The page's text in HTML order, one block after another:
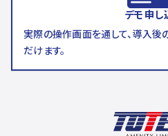
デモ申し
実際の操作画面を通して、導入後
だけます。